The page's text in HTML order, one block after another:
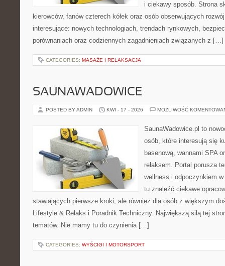
i ciekawy sposób. Strona
kierowców, fanów czterech kółek oraz osób obserwujących
interesujące: nowych technologiach, trendach rynkowych,
porównaniach oraz codziennych zagadnieniach związanych z […]
CATEGORIES: MASAŻE I RELAKSACJA
SAUNAWADOWICE
POSTED BY ADMIN KWI - 17 - 2026 MOŻLIWOŚĆ
SaunaWadowice.pl to
osób, które interesują się
basenową, wannami SPA
relaksem. Portal porusza
wellness i odpoczynkiem
tu znaleźć ciekawe
stawiających pierwsze kroki, ale również dla osób z większym
Lifestyle & Relaks i Poradnik Techniczny. Największą siłą tej
tematów. Nie mamy tu do czynienia […]
CATEGORIES: WYŚCIGI I MOTORSPORT